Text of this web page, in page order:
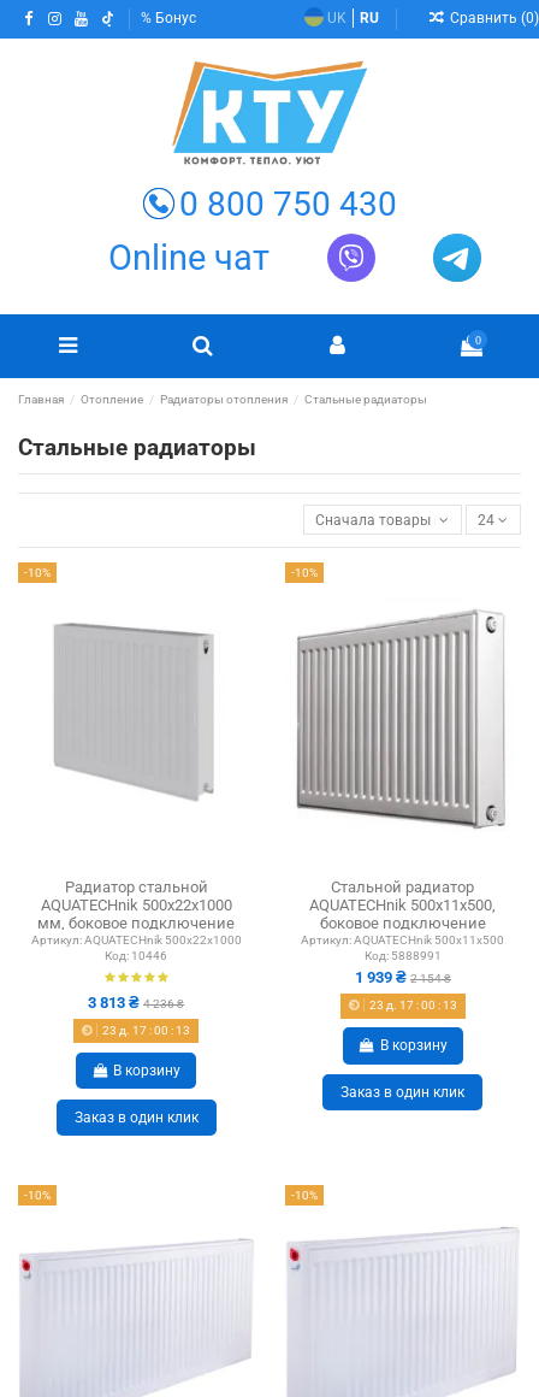
Бонус UK RU Сравнить (0)
0 800 750 430
Online чат
0
Главная Отопление Радиаторы отопления Стальные радиаторы
Стальные радиаторы
Сначала товары в наличии
24
-10%
Радиатор стальной
AQUATECHnik 500x22x1000
мм, боковое подключение
Артикул: AQUATECHnik 500x22x1000
Код: 10446
3 813 ₴4 236 ₴
23 д. 17:00 : 12
В корзину
Заказ в один клик
-10%
Стальной радиатор
AQUATECHnik 500х11х500,
боковое подключение
Артикул: AQUATECHnik 500х11х500
Код: 5888991
1 939 ₴ 2 154 ₴
23 д. 17:00 : 12
В корзину
Заказ в один клик
-10% -10%